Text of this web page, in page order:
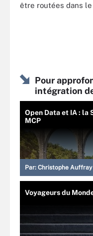
être routées dans
Pour
intégration
Open Data et IA : la
MCP
Par: Christophe Auffray
Voyageurs du